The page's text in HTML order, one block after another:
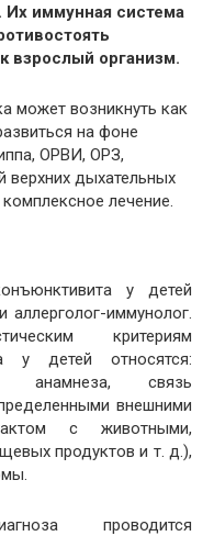
иммунная система
взрослый организм.
может возникнуть как
на фоне
ОРВИ, ОРЗ,
верхних дыхательных
лечение.
у детей
и аллерголог-иммунолог.
критериям
у детей относятся:
анамнеза, связь
внешними
с животными,
продуктов и т. д.),
проводится